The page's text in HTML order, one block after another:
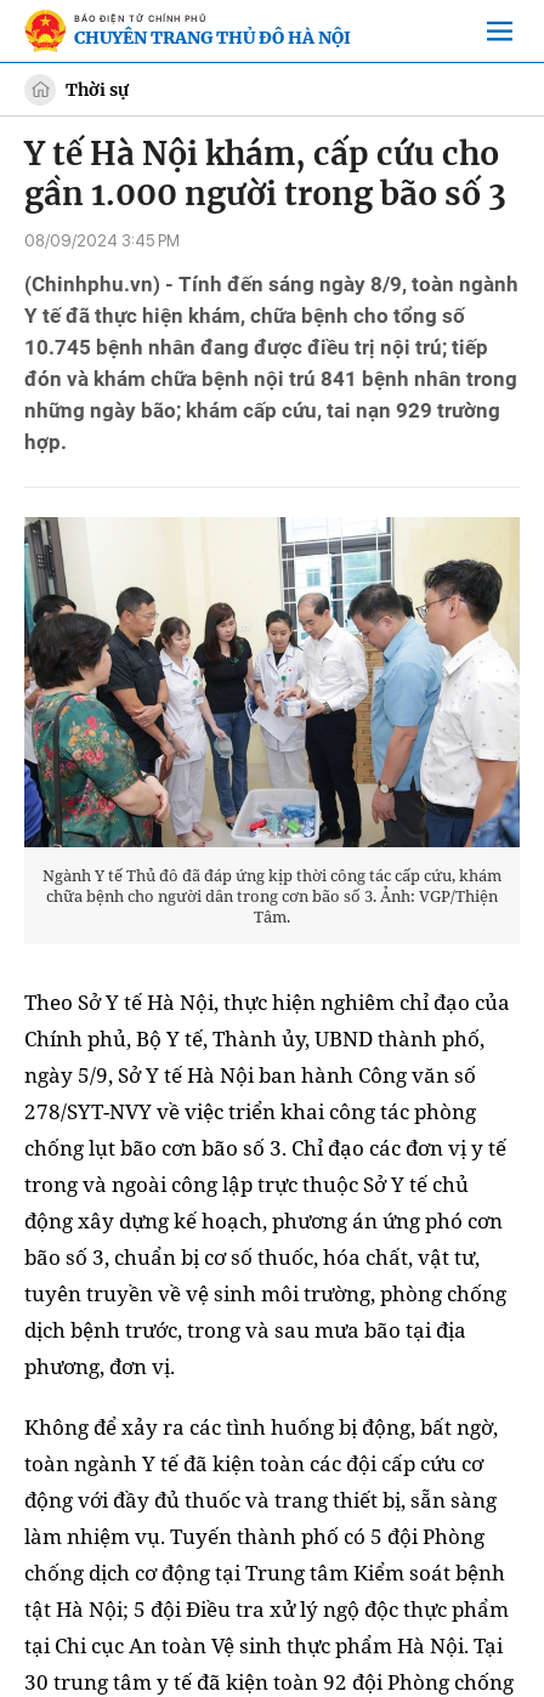
BÁO ĐIỆN TỬ CHÍNH PHỦ
CHUYÊN TRANG THỦ ĐÔ HÀ NỘI
Thời sự
Y tế Hà Nội khám, cấp cứu cho
gần 1.000 người trong bão số 3
08/09/2024 3:45 PM
(Chinhphu.vn) - Tính đến sáng ngày 8/9, toàn ngành
Y tế đã thực hiện khám, chữa bệnh cho tổng số
10.745 bệnh nhân đang được điều trị nội trú; tiếp
đón và khám chữa bệnh nội trú 841 bệnh nhân trong
những ngày bão; khám cấp cứu, tai nạn 929 trường
hợp.
Ngành Y tế Thủ đô đã đáp ứng kịp thời công tác cấp cứu, khám
chữa bệnh cho người dân trong cơn bão số 3. Ảnh: VGP/Thiện
Tâm.
Theo Sở Y tế Hà Nội, thực hiện nghiêm chỉ đạo của
Chính phủ, Bộ Y tế, Thành ủy, UBND thành phố,
ngày 5/9, Sở Y tế Hà Nội ban hành Công văn số
278/SYT-NVY về việc triển khai công tác phòng
chống lụt bão cơn bão số 3. Chỉ đạo các đơn vị y tế
trong và ngoài công lập trực thuộc Sở Y tế chủ
động xây dựng kế hoạch, phương án ứng phó cơn
bão số 3, chuẩn bị cơ số thuốc, hóa chất, vật tư,
tuyên truyền về vệ sinh môi trường, phòng chống
dịch bệnh trước, trong và sau mưa bão tại địa
phương, đơn vị.
Không để xảy ra các tình huống bị động, bất ngờ,
toàn ngành Y tế đã kiện toàn các đội cấp cứu cơ
động với đầy đủ thuốc và trang thiết bị, sẵn sàng
làm nhiệm vụ. Tuyến thành phố có 5 đội Phòng
chống dịch cơ động tại Trung tâm Kiểm soát bệnh
tật Hà Nội; 5 đội Điều tra xử lý ngộ độc thực phẩm
tại Chi cục An toàn Vệ sinh thực phẩm Hà Nội. Tại
30 trung tâm y tế đã kiện toàn 92 đội Phòng chống